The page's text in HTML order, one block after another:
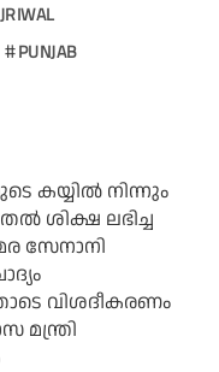
PUNJAB
കയ്യില്‍ നിന്നും
ശിക്ഷ ലഭിച്ച
സേനാനി
വിശദീകരണം
മന്ത്രി